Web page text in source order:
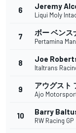
6 Jeremy
Liqui Moly
7 ボー ベンス
Pertamina
8 Joe
Italtrans
9 アウグスト
Ajo
10 Barry
RW Racing GP